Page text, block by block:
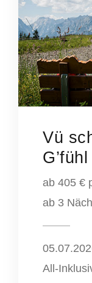
Vü
G’fühl
ab 405 €
ab 3
All-